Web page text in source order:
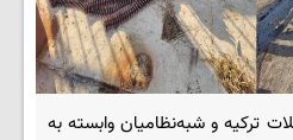
ترکیه و شبه‌نظامیان وابسته به